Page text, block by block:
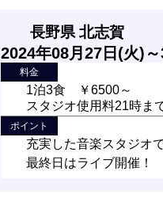
長野県 北志賀
2024年08月27日(火)
料金
1泊3食 ￥6500～
スタジオ使用料21時ま
ポイント
充実した音楽スタジオ
最終日はライブ開催！